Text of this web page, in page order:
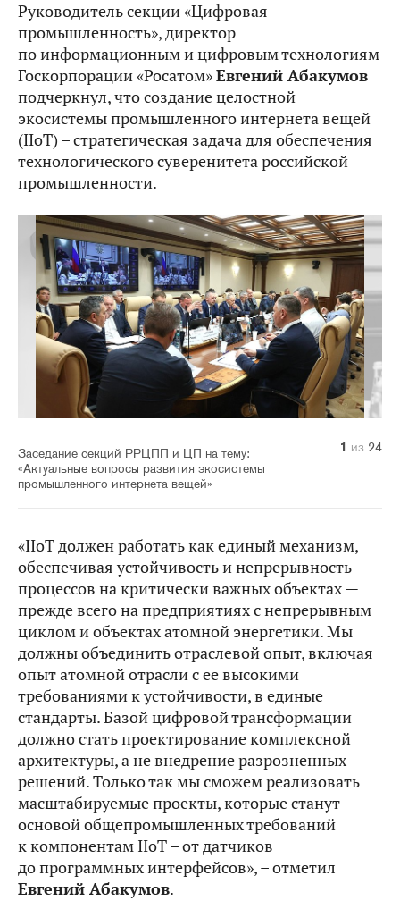
Руководитель секции «Цифровая
промышленность», директор
по информационным и цифровым технологиям
Госкорпорации «Росатом»Евгений Абакумов
подчеркнул, что создание целостной
экосистемы промышленного интернета вещей
(IIoT) – стратегическая задача для обеспечения
технологического суверенитета российской
промышленности.
Заседание секций РРЦПП и ЦП на тему:
«Актуальные вопросы развития экосистемы
промышленного интернета вещей»
1 из 24
2 из 24
3 из 24
4 из 24
5 из 24
6 из 24
7 из 24
8 из 24
9 из 24
10 из 24
11 из 24
12 из 24
13 из 24
14 из 24
15 из 24
16 из 24
17 из 24
18 из 24
19 из 24
20 из 24
21 из 24
22 из 24
23 из 24
24 из 24
«IIoT должен работать как единый механизм,
обеспечивая устойчивость и непрерывность
процессов на критически важных объектах —
прежде всего на предприятиях с непрерывным
циклом и объектах атомной энергетики. Мы
должны объединить отраслевой опыт, включая
опыт атомной отрасли с ее высокими
требованиями к устойчивости, в единые
стандарты. Базой цифровой трансформации
должно стать проектирование комплексной
архитектуры, а не внедрение разрозненных
решений. Только так мы сможем реализовать
масштабируемые проекты, которые станут
основой общепромышленных требований
к компонентам IIoT – от датчиков
до программных интерфейсов», – отметил
Евгений Абакумов.